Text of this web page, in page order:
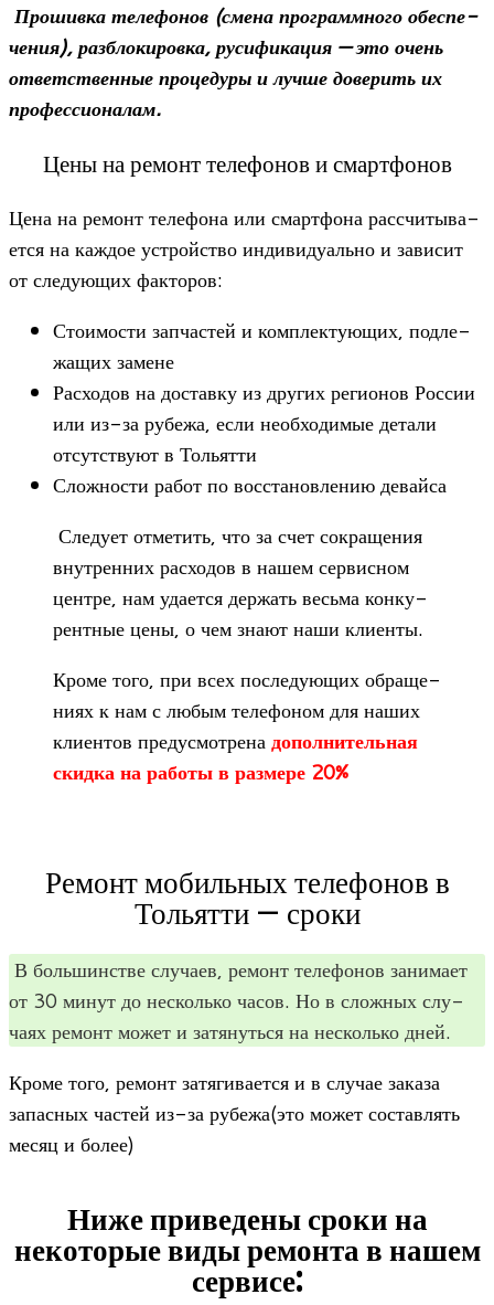
Про­шивка теле­фо­нов (смена про­грамм­ного обес­пе­
че­ния), раз­бло­ки­ровка, руси­фи­ка­ция — это очень
ответ­ствен­ные про­це­дуры и лучше дове­рить их
профессионалам.
Цены на ремонт телефонов и смартфонов
Цена на ремонт теле­фона или смарт­фона рас­счи­ты­ва­
ется на каж­дое устрой­ство инди­ви­ду­ально и зави­сит
от сле­ду­ю­щих факторов:
Сто­и­мо­сти зап­ча­стей и ком­плек­ту­ю­щих, под­ле­
жа­щих замене
Рас­хо­дов на доставку из дру­гих реги­о­нов Рос­сии
или из-за рубежа, если необ­хо­ди­мые детали
отсут­ствуют в Тольятти
Слож­но­сти работ по вос­ста­нов­ле­нию девайса
Сле­дует отме­тить, что за счет сокра­ще­ния
внут­рен­них рас­хо­дов в нашем сер­вис­ном
цен­тре, нам уда­ется дер­жать весьма кон­ку­
рент­ные цены, о чем знают наши клиенты.
Кроме того, при всех после­ду­ю­щих обра­ще­
ниях к нам с любым теле­фо­ном для наших
кли­ен­тов преду­смот­ренадопол­ни­тель­ная
скидка на работы в раз­мере 20%
Ремонт мобильных телефонов в
Тольятти — сроки
В боль­шин­стве слу­чаев, ремонт теле­фо­нов зани­мает
от 30 минут до несколько часов. Но в слож­ных слу­
чаях ремонт может и затя­нуться на несколько дней.
Кроме того, ремонт затя­ги­ва­ется и в слу­чае заказа
запас­ных частей из-за рубежа(это может состав­лять
месяц и более)
Ниже приведены сроки на
некоторые виды ремонта в нашем
сервисе: